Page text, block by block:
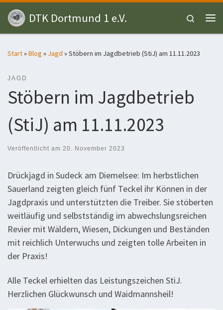
Zum Inhalt springen
DTK Dortmund 1 e.V.
Search
Start»Blog » Jagd »Stöbern im Jagdbetrieb (StiJ) am 11.11.2023
JAGD
Stöbern im Jagdbetrieb
(StiJ) am 11.11.2023
Veröffentlicht am 20. November 2023
Drückjagd in Sudeck am Diemelsee: Im herbstlichen
Sauerland zeigten gleich fünf Teckel ihr Können in der
Jagdpraxis und unterstützten die Treiber. Sie stöberten
weitläufig und selbstständig im abwechslungsreichen
Revier mit Wäldern, Wiesen, Dickungen und Beständen
mit reichlich Unterwuchs und zeigten tolle Arbeiten in
der Praxis!
Alle Teckel erhielten das Leistungszeichen StiJ.
Herzlichen Glückwunsch und Waidmannsheil!